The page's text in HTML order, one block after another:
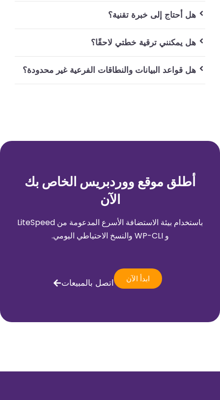
هل أحتاج إلى خبرة تقنية؟
هل يمكنني ترقية خطتي لاحقًا؟
هل قواعد البيانات والنطاقات الفرعية غير محدودة؟
أطلق موقع ووردبريس الخاص بك
الآن
باستخدام بيئة الاستضافة الأسرع المدعومة من LiteSpeed
و WP-CLI والنسخ الاحتياطي اليومي
.
ابدأ الآن اتصل بالمبيعات